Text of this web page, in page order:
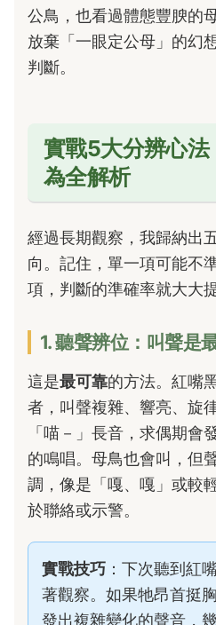
公鳥，也看過體態豐腴的
放棄「一眼定公母」的幻
判斷。
實戰5大分辨心法
為全解析
經過長期觀察，我歸納出
向。記住，單一項可能不
項，判斷的準確率就大大提
1. 聽聲辨位：叫聲是
這是最可靠的方法。紅嘴
者，叫聲複雜、響亮、旋
「喵－」長音，求偶期會
的鳴唱。母鳥也會叫，但
調，像是「嘎、嘎」或較
於聯絡或示警。
實戰技巧 ：下次聽到紅
著觀察。如果牠昂首挺
發出複雜變化的聲音，